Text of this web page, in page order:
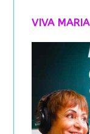
VIVA MARIA